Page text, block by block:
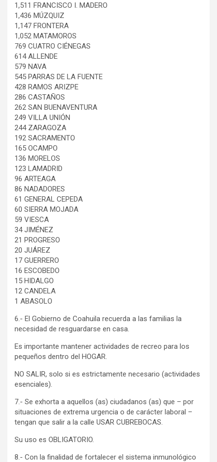
1,511 FRANCISCO I. MADERO
1,436 MÚZQUIZ
1,147 FRONTERA
1,052 MATAMOROS
769 CUATRO CIÉNEGAS
614 ALLENDE
579 NAVA
545 PARRAS DE LA FUENTE
428 RAMOS ARIZPE
286 CASTAÑOS
262 SAN BUENAVENTURA
249 VILLA UNIÓN
244 ZARAGOZA
192 SACRAMENTO
165 OCAMPO
136 MORELOS
123 LAMADRID
96 ARTEAGA
86 NADADORES
61 GENERAL CEPEDA
60 SIERRA MOJADA
59 VIESCA
34 JIMÉNEZ
21 PROGRESO
20 JUÁREZ
17 GUERRERO
16 ESCOBEDO
15 HIDALGO
12 CANDELA
1 ABASOLO
6.- El Gobierno de Coahuila recuerda a las familias la
necesidad de resguardarse en casa.
Es importante mantener actividades de recreo para los
pequeños dentro del HOGAR.
NO SALIR, solo si es estrictamente necesario (actividades
esenciales).
7.- Se exhorta a aquellos (as) ciudadanos (as) que – por
situaciones de extrema urgencia o de carácter laboral –
tengan que salir a la calle USAR CUBREBOCAS.
Su uso es OBLIGATORIO.
8.- Con la finalidad de fortalecer el sistema inmunológico